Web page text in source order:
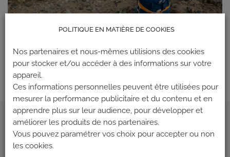
←Précédent
Suivant→
ADRESSE
Climb Up (Siège social)
POLITIQUE EN MATIÈRE DE COOKIES
Nos partenaires et nous-mêmes utilisions des cookies
pour stocker et/ou accéder à des informations sur votre
appareil.
Ces informations personnelles peuvent être utilisées pour
mesurer la performance publicitaire et du contenu et en
apprendre plus sur leur audience, pour développer et
améliorer les produits de nos partenaires.
Vous pouvez paramétrer vos choix pour accepter ou non
les cookies.